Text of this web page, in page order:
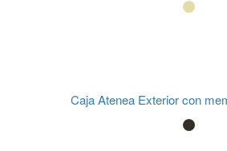
Caja Atenea Exterior con